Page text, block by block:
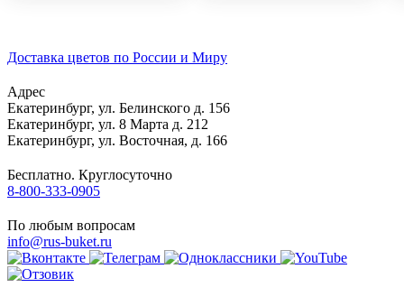
Доставка цветов по России и Миру
Адрес
Екатеринбург, ул. Белинского д. 156
Екатеринбург, ул. 8 Марта д. 212
Екатеринбург, ул. Восточная, д. 166
Бесплатно. Круглосуточно
8-800-333-0905
По любым вопросам
info@rus-buket.ru